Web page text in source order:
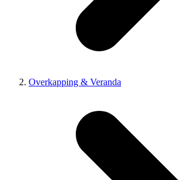
Overkapping & Veranda